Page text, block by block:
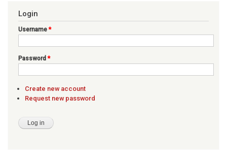
Login
Username*
Password*
Create new account
Request new password